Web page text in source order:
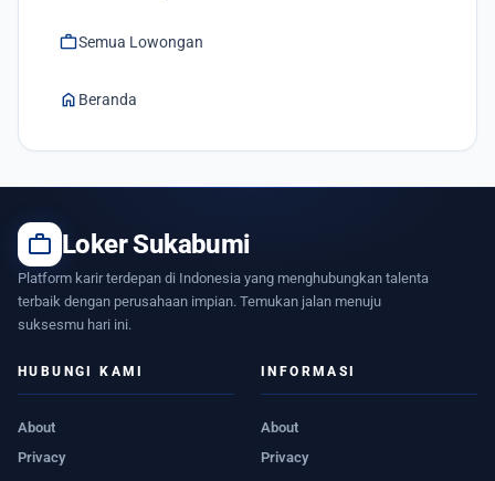
workSemua Lowongan
home Beranda
work Loker Sukabumi
Platform karir terdepan di Indonesia yang menghubungkan talenta
terbaik dengan perusahaan impian. Temukan jalan menuju
suksesmu hari ini.
HUBUNGI KAMI
About
Privacy
INFORMASI
About
Privacy